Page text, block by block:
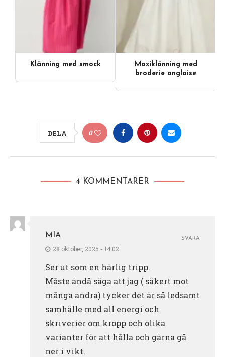
Klänning med smock
Maxiklänning med
broderie anglaise
DELA 0
4 KOMMENTARER
MIA
28 oktober, 2025 - 14:02
Ser ut som en härlig tripp.
Måste ändå säga att jag ( säkert mot
många andra) tycker det är så ledsamt
samhälle med all energi och
skriverier om kropp och olika
varianter för att hålla och gärna gå
ner i vikt.
SVARA